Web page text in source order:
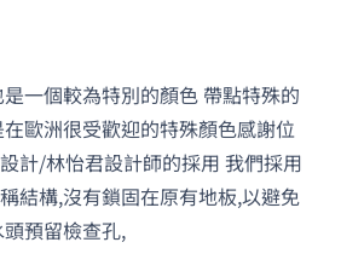
一個較為特別的顏色 帶點特殊的
歐洲很受歡迎的特殊顏色感謝位
計/林怡君設計師的採用 我們採用
結構,沒有鎖固在原有地板,以避免
預留檢查孔,